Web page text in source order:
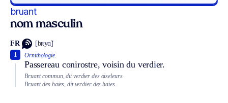
bruant
nom masculin
FR [bʀyɑ̃]
Ornithologie.
Passereau conirostre, voisin du verdier.
1
Bruant commun, dit verdier des oiseleurs.
Bruant des haies, dit verdier des haies.